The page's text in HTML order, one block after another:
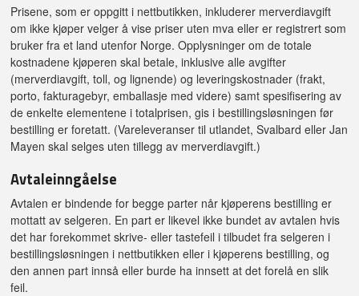
Prisene, som er oppgitt i nettbutikken, inkluderer merverdiavgift
om ikke kjøper velger å vise priser uten mva eller er registrert som
bruker fra et land utenfor Norge. Opplysninger om de totale
kostnadene kjøperen skal betale, inklusive alle avgifter
(merverdiavgift, toll, og lignende) og leveringskostnader (frakt,
porto, fakturagebyr, emballasje med videre) samt spesifisering av
de enkelte elementene i totalprisen, gis i bestillingsløsningen før
bestilling er foretatt. (Vareleveranser til utlandet, Svalbard eller Jan
Mayen skal selges uten tillegg av merverdiavgift.)
Avtaleinngåelse
Avtalen er bindende for begge parter når kjøperens bestilling er
mottatt av selgeren. En part er likevel ikke bundet av avtalen hvis
det har forekommet skrive- eller tastefeil i tilbudet fra selgeren i
bestillingsløsningen i nettbutikken eller i kjøperens bestilling, og
den annen part innså eller burde ha innsett at det forelå en slik
feil.